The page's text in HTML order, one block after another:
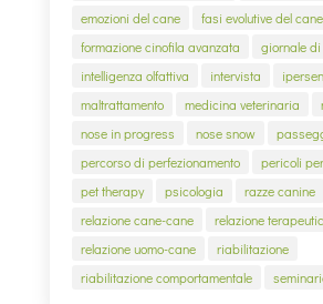
emozioni del cane
fasi evolutive del cane
formazione cinofila avanzata
giornale
intelligenza olfattiva
intervista
maltrattamento
medicina veterinaria
nose in progress
nose snow
percorso di perfezionamento
pericoli
pet therapy
psicologia razze canine
relazione cane-cane
relazione
relazione uomo-cane
riabilitazione
riabilitazione comportamentale